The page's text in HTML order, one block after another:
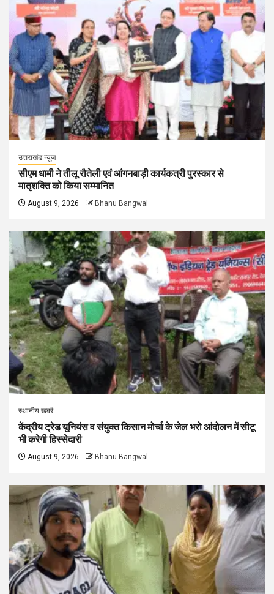
उत्तराखंड न्यूज़
सीएम धामी ने तीलू रौतेली एवं आंगनबाड़ी कार्यकत्री पुरस्कार से
मातृशक्ति को किया सम्मानित
August 9, 2026 Bhanu Bangwal
स्थानीय खबरें
केंद्रीय ट्रेड यूनियंस व संयुक्त किसान मोर्चा के जेल भरो आंदोलन में सीटू
भी करेगी हिस्सेदारी
August 9, 2026 Bhanu Bangwal